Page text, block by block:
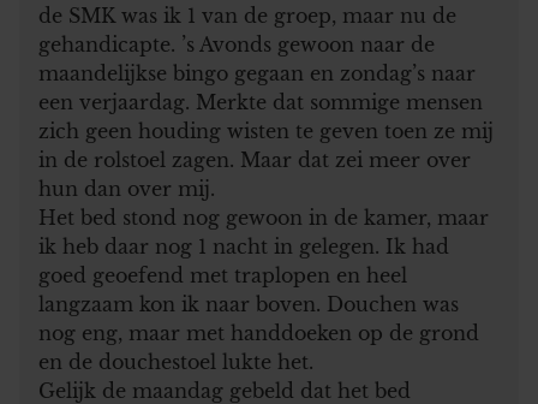
de SMK was ik 1 van de groep, maar nu de
gehandicapte. ’s Avonds gewoon naar de
maandelijkse bingo gegaan en zondag’s naar
een verjaardag. Merkte dat sommige mensen
zich geen houding wisten te geven toen ze mij
in de rolstoel zagen. Maar dat zei meer over
hun dan over mij.
Het bed stond nog gewoon in de kamer, maar
ik heb daar nog 1 nacht in gelegen. Ik had
goed geoefend met traplopen en heel
langzaam kon ik naar boven. Douchen was
nog eng, maar met handdoeken op de grond
en de douchestoel lukte het.
Gelijk de maandag gebeld dat het bed